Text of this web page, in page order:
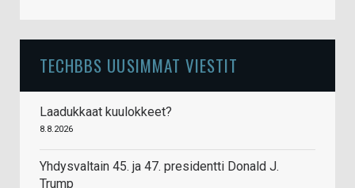
TECHBBS UUSIMMAT VIESTIT
Laadukkaat kuulokkeet?
8.8.2026
Yhdysvaltain 45. ja 47. presidentti Donald J.
Trump